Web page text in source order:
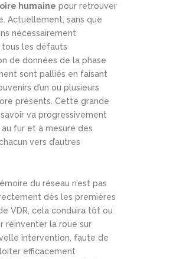
humaine pour retrouver
Actuellement, sans que
nécessairement
tous les défauts
de données de la phase
sont palliés en faisant
d’un ou plusieurs
présents. Cette grande
va progressivement
au fur et à mesure des
vers d’autres
du réseau n’est pas
dès les premières
VDR, cela conduira tôt ou
réinventer la roue sur
intervention, faute de
efficacement